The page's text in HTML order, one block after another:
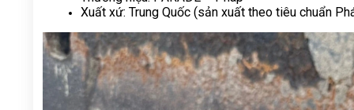
Xuất xứ: Trung Quốc (sản xuất theo tiêu chuẩn